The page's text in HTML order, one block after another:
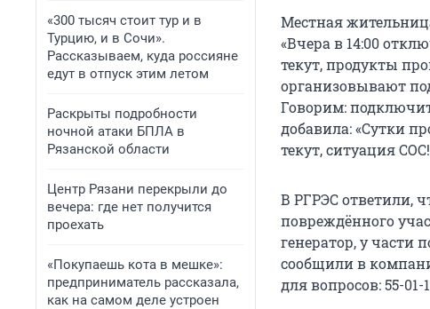
«300 тысяч стоит тур и в
Турцию, и в Сочи».
Рассказываем, куда россияне
едут в отпуск этим летом
Раскрыты подробности
ночной атаки БПЛА в
Рязанской области
Центр Рязани перекрыли до
вечера: где нет получится
проехать
«Покупаешь кота в мешке»:
предприниматель рассказала,
как на самом деле устроен
Местная
«Вчера в 14:00
текут, продукты
организовывают
Говорим:
добавила: «Сутки
текут, ситуация
В РГРЭС ответили,
повреждённого
генератор, у части
сообщили в
для вопросов: 55-01-